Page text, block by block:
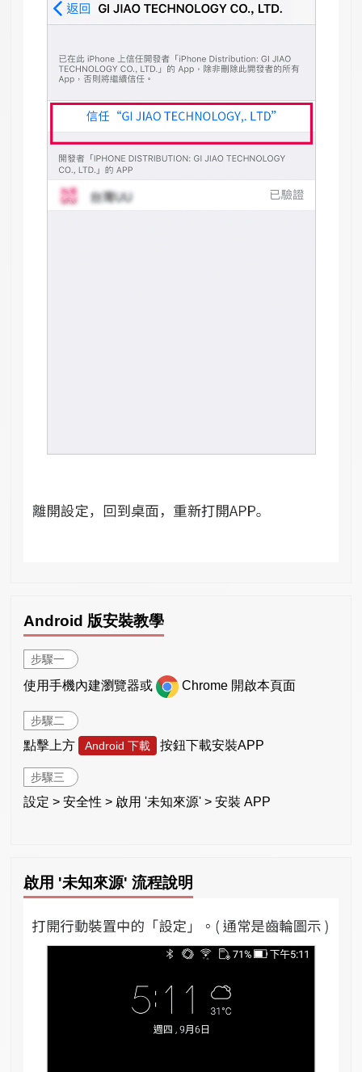
Android 版安裝教學
步驟一
使用手機內建瀏覽器或 Chrome 開啟本頁面
步驟二
點擊上方 Android 下載 按鈕下載安裝APP
步驟三
設定 > 安全性 > 啟用 '未知來源' > 安裝 APP
啟用 '未知來源' 流程說明